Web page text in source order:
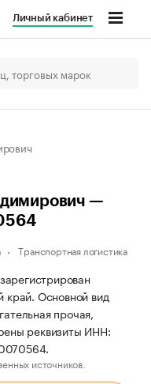
Личный кабинет
—
Транспортная логистика
край. Основной вид
прочая,
реквизиты ИНН:
источников.